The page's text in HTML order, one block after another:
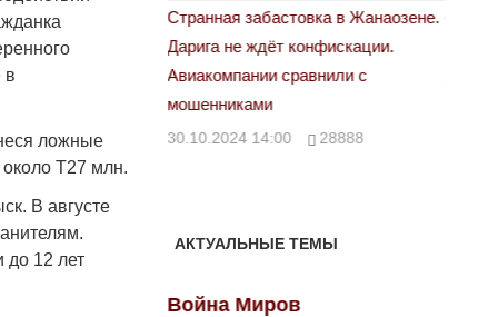
в
ложные
Т27 млн.
В августе
до 12 лет
в Жанаозене.
конфискации.
с
28888
«Новый Казахстан не говорит всей
правды»
29.10.2024 09:00 39623
АКТУАЛЬНЫЕ ТЕМЫ
Война Миров